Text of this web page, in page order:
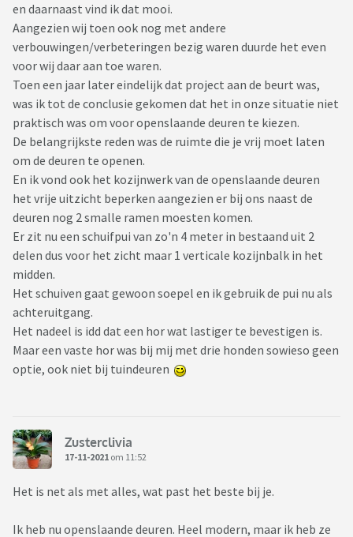
en daarnaast vind ik dat mooi.
Aangezien wij toen ook nog met andere
verbouwingen/verbeteringen bezig waren duurde het even
voor wij daar aan toe waren.
Toen een jaar later eindelijk dat project aan de beurt was,
was ik tot de conclusie gekomen dat het in onze situatie niet
praktisch was om voor openslaande deuren te kiezen.
De belangrijkste reden was de ruimte die je vrij moet laten
om de deuren te openen.
En ik vond ook het kozijnwerk van de openslaande deuren
het vrije uitzicht beperken aangezien er bij ons naast de
deuren nog 2 smalle ramen moesten komen.
Er zit nu een schuifpui van zo'n 4 meter in bestaand uit 2
delen dus voor het zicht maar 1 verticale kozijnbalk in het
midden.
Het schuiven gaat gewoon soepel en ik gebruik de pui nu als
achteruitgang.
Het nadeel is idd dat een hor wat lastiger te bevestigen is.
Maar een vaste hor was bij mij met drie honden sowieso geen
optie, ook niet bij tuindeuren
Zusterclivia
17-11-2021 om 11:52
Het is net als met alles, wat past het beste bij je.
Ik heb nu openslaande deuren. Heel modern, maar ik heb ze